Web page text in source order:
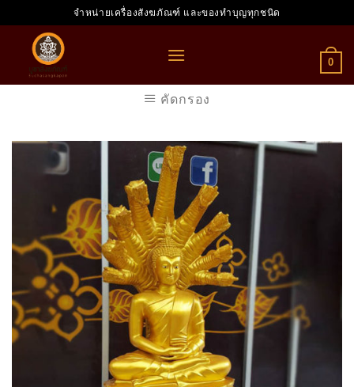
to
content
จำหน่ายเครื่องสังฆภัณฑ์ และของทำบุญทุกชนิด
0
คัดกรอง